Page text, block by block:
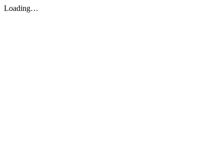
Loading…